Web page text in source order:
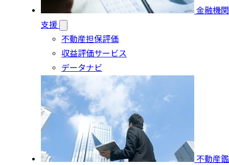
金融機関
支援
不動産担保評価
収益評価サービス
データナビ
不動産鑑